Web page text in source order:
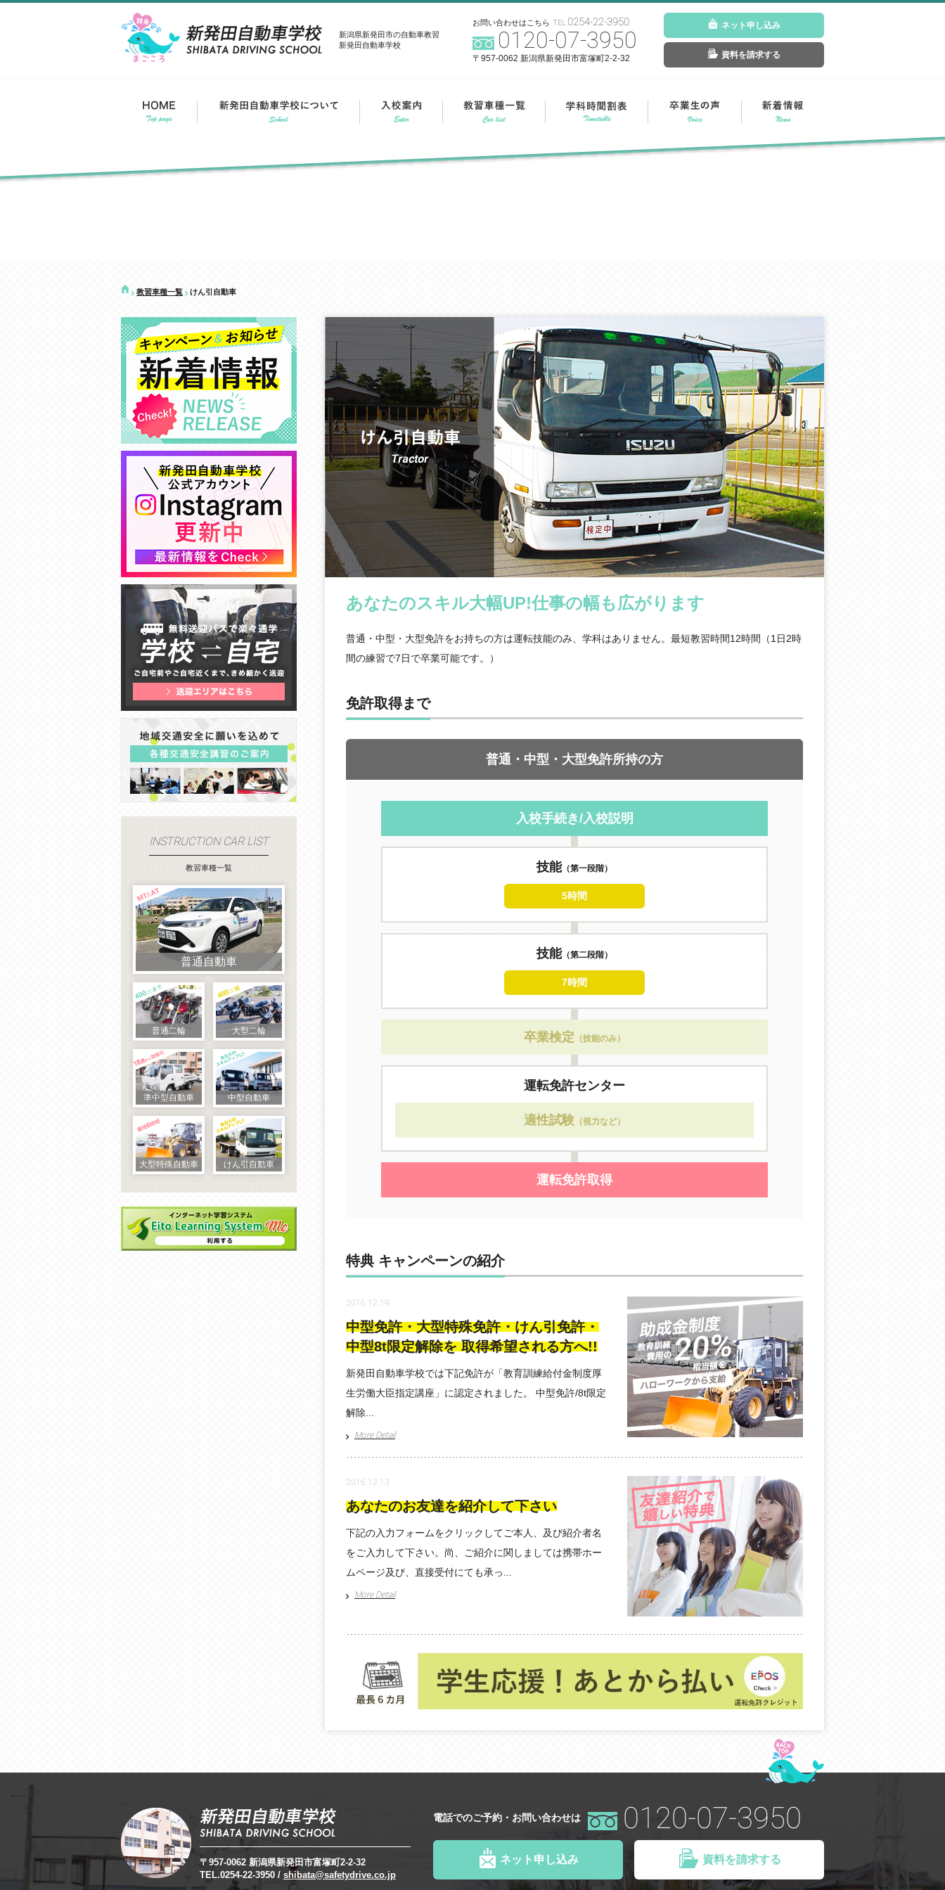
新潟県新発田市の自動車教習
新発田自動車学校
お問い合わせはこちら TEL.0254-22-3950
0120-07-3950
〒957-0062 新潟県新発田市富塚町2-2-32
ネット申し込み
資料を請求する
教習車種一覧 けん引自動車
あなたのスキル大幅UP!仕事の幅も広がります
普通・中型・大型免許をお持ちの方は運転技能のみ、学科はありません。最短教習時間12時間（1日2時
間の練習で7日で卒業可能です。）
免許取得まで
普通・中型・大型免許所持の方
入校手続き/入校説明
技能（第一段階）
5時間
技能（第二段階）
7時間
卒業検定 （技能のみ）
運転免許センター
適性試験 （視力など）
運転免許取得
特典 キャンペーンの紹介
2016.12.19
中型免許・大型特殊免許・けん引免許・
中型8t限定解除を 取得希望される方へ!!
新発田自動車学校では下記免許が「教育訓練給付金制度厚
生労働大臣指定講座」に認定されました。 中型免許/8t限定
解除...
More Detail
2016.12.13
あなたのお友達を紹介して下さい
下記の入力フォームをクリックしてご本人、及び紹介者名
をご入力して下さい。尚、ご紹介に関しましては携帯ホー
ムページ及び、直接受付にても承っ...
More Detail
INSTRUCTION CAR LIST
教習車種一覧
普通自動車
普通二輪 大型二輪
準中型自動車 中型自動車
大型特殊自動車 けん引自動車
〒957-0062 新潟県新発田市富塚町2-2-32
TEL.0254-22-3950 / shibata@safetydrive.co.jp
電話でのご予約・お問い合わせは 0120-07-3950
ネット申し込み 資料を請求する